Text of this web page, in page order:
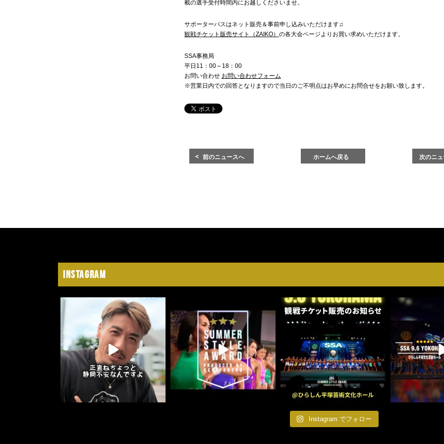
載の選手受付時間内にお越しくださいませ。
サポーターパスはネット販売＆事前申し込みいただけます♫
観戦チケット販売サイト（ZAIKO） の各大会ページよりお買い求めいただけます。
SSA事務局
平日11：00～18：00
お問い合わせ お問い合わせフォーム
※営業日内での回答となりますので当日のご不明点はお早めにお問合せをお願い致します。
前のニュースへ ホームへ戻る 次のニ
Instagram
Instagram でフォロー